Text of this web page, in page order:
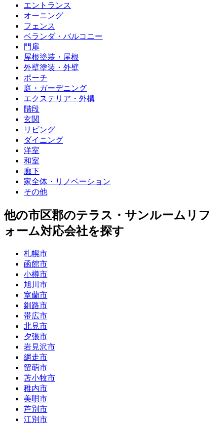
エントランス
オーニング
フェンス
ベランダ・バルコニー
門扉
屋根塗装・屋根
外壁塗装・外壁
ポーチ
庭・ガーデニング
エクステリア・外構
階段
玄関
リビング
ダイニング
洋室
和室
廊下
家全体・リノベーション
その他
他の市区郡のテラス・サンルームリフ
ォーム対応会社を探す
札幌市
函館市
小樽市
旭川市
室蘭市
釧路市
帯広市
北見市
夕張市
岩見沢市
網走市
留萌市
苫小牧市
稚内市
美唄市
芦別市
江別市